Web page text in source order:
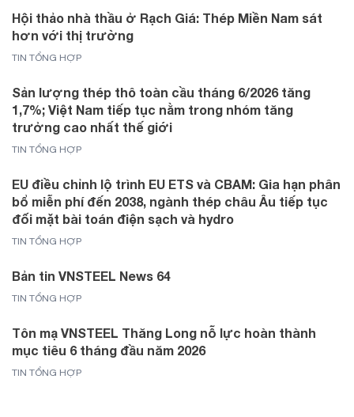
Hội thảo nhà thầu ở Rạch Giá: Thép Miền Nam sát
hơn với thị trường
TIN TỔNG HỢP
Sản lượng thép thô toàn cầu tháng 6/2026 tăng
1,7%; Việt Nam tiếp tục nằm trong nhóm tăng
trưởng cao nhất thế giới
TIN TỔNG HỢP
EU điều chỉnh lộ trình EU ETS và CBAM: Gia hạn phân
bổ miễn phí đến 2038, ngành thép châu Âu tiếp tục
đối mặt bài toán điện sạch và hydro
TIN TỔNG HỢP
Bản tin VNSTEEL News 64
TIN TỔNG HỢP
Tôn mạ VNSTEEL Thăng Long nỗ lực hoàn thành
mục tiêu 6 tháng đầu năm 2026
TIN TỔNG HỢP